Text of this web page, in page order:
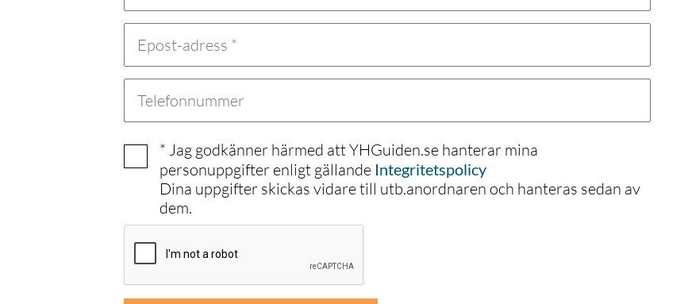
* Jag godkänner härmed att YHGuiden.se hanterar mina
personuppgifter enligt gällande Integritetspolicy
Dina uppgifter skickas vidare till utb.anordnaren och hanteras sedan av
dem.